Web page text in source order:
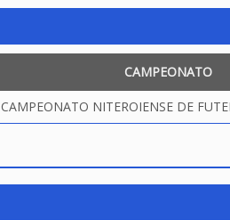
CAMPEONATO
CAMPEONATO NITEROIENSE DE